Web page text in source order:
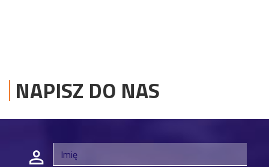
NAPISZ DO NAS